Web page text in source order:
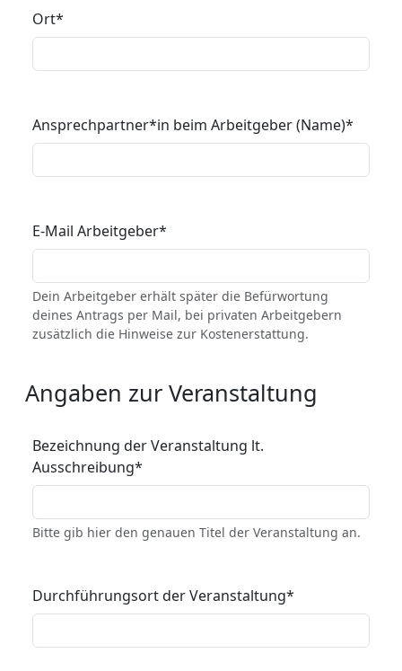
Ort*
Ansprechpartner*in beim Arbeitgeber (Name)*
E-Mail Arbeitgeber*
Dein Arbeitgeber erhält später die Befürwortung
deines Antrags per Mail, bei privaten Arbeitgebern
zusätzlich die Hinweise zur Kostenerstattung.
Angaben zur Veranstaltung
Bezeichnung der Veranstaltung lt.
Ausschreibung*
Bitte gib hier den genauen Titel der Veranstaltung an.
Durchführungsort der Veranstaltung*